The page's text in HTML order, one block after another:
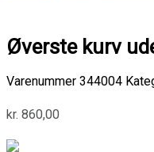
Øverste kurv
Varenummer 344004
kr. 860,00